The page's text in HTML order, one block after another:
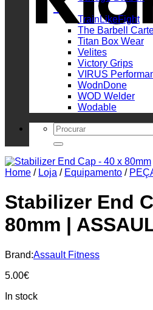
_
TrainLikeFight
The Barbell
Titan Box Wear
Velites
Victory Grips
VIRUS
WodnDone
WOD Welder
Wodable
Search
for:
Home / Loja / Equipamento /
Stabilizer End
80mm |
Brand:Assault Fitness
5.00€
In stock